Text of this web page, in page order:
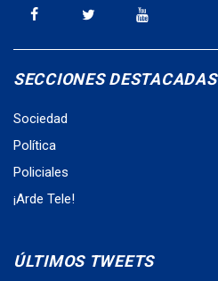
SECCIONES DESTACADAS
Sociedad
Política
Policiales
¡Arde Tele!
ÚLTIMOS TWEETS